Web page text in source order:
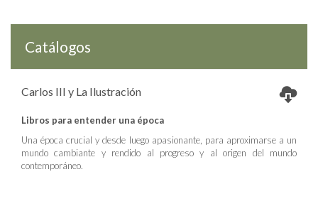
Catálogos
Carlos III y La Ilustración
Libros para entender una época
Una época crucial y desde luego apasionante, para aproximarse a un
mundo cambiante y rendido al progreso y al origen del mundo
contemporáneo.